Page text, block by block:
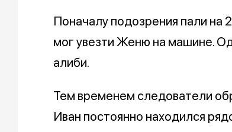
Поначалу подозрения пали на
мог увезти Женю на машине.
алиби.
Тем временем следователи
Иван постоянно находился